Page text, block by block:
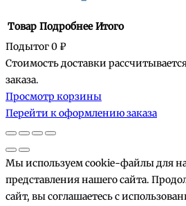
Товары
в
корзине
Товар Подробнее Итого
Подытог0 ₽
Стоимость доставки
заказа.
Просмотр корзины
Перейти к оформлению заказа
Мы используем cookie-файлы для
представления нашего сайта.
сайт, вы соглашаетесь с